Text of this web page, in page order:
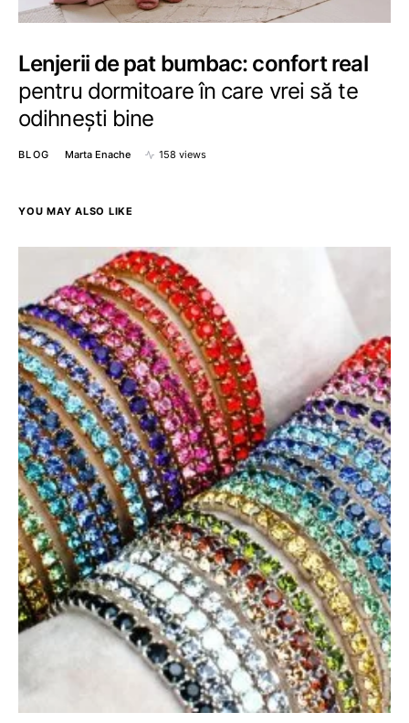
Lenjerii de pat bumbac: confort real
pentru dormitoare în care vrei să te
odihnești bine
BLOG Marta Enache 158 views
YOU MAY ALSO LIKE